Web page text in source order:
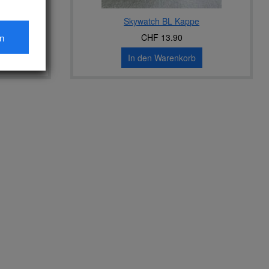
4''
Skywatch BL Kappe
CHF 13.90
In den Warenkorb